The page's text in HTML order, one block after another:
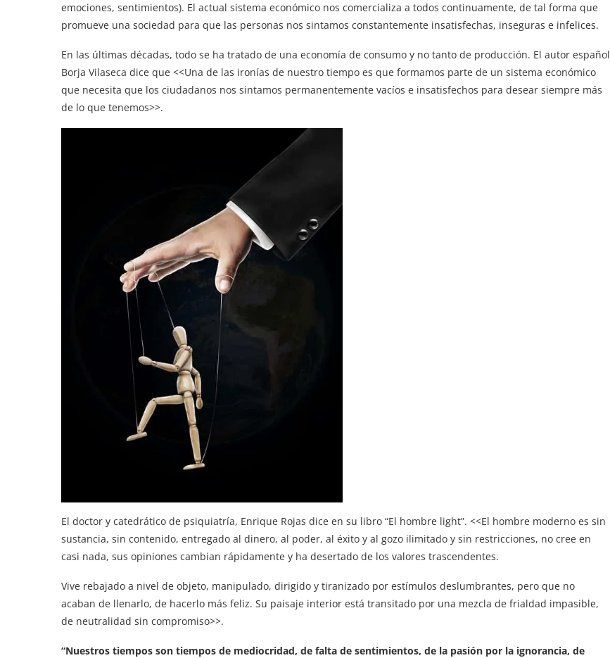
emociones, sentimientos). El actual sistema económico nos comercializa a todos continuamente, de tal forma que
promueve una sociedad para que las personas nos sintamos constantemente insatisfechas, inseguras e infelices.
En las últimas décadas, todo se ha tratado de una economía de consumo y no tanto de producción. El autor español
Borja Vilaseca dice que <<Una de las ironías de nuestro tiempo es que formamos parte de un sistema económico
que necesita que los ciudadanos nos sintamos permanentemente vacíos e insatisfechos para desear siempre más
de lo que tenemos>>.
El doctor y catedrático de psiquiatría, Enrique Rojas dice en su libro “El hombre light”. <<El hombre moderno es sin
sustancia, sin contenido, entregado al dinero, al poder, al éxito y al gozo ilimitado y sin restricciones, no cree en
casi nada, sus opiniones cambian rápidamente y ha desertado de los valores trascendentes.
Vive rebajado a nivel de objeto, manipulado, dirigido y tiranizado por estímulos deslumbrantes, pero que no
acaban de llenarlo, de hacerlo más feliz. Su paisaje interior está transitado por una mezcla de frialdad impasible,
de neutralidad sin compromiso>>.
“Nuestros tiempos son tiempos de mediocridad, de falta de sentimientos, de la pasión por la ignorancia, de